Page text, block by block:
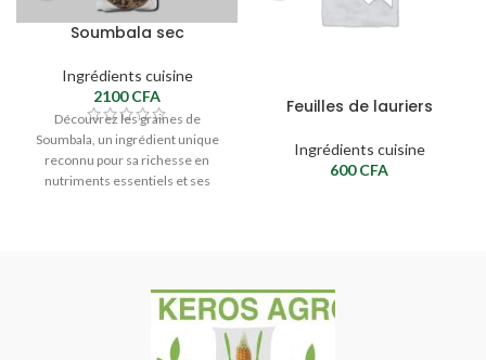
Soumbala sec
Ingrédients cuisine
2100CFA
Découvrez les graines de
Soumbala, un ingrédient unique
reconnu pour sa richesse en
nutriments essentiels et ses
Feuilles de lauriers
Ingrédients cuisine
600CFA